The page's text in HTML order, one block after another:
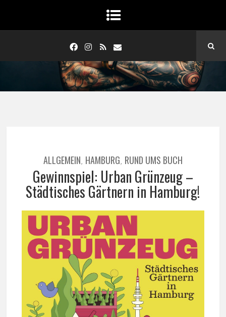
ALLGEMEIN, HAMBURG, RUND UMS BUCH
Gewinnspiel: Urban Grünzeug –
Städtisches Gärtnern in Hamburg!